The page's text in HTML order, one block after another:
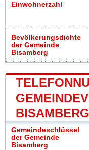
Einwohnerzahl
Bevölkerungsdichte
der Gemeinde
Bisamberg
BISAMBERG
Gemeindeschlüssel
der Gemeinde
Bisamberg